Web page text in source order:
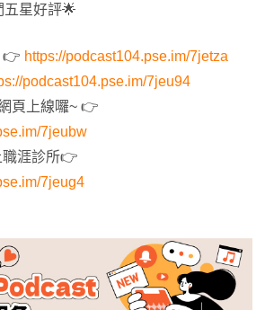
星好評🌟
👉 https://podcast104.pse.im/7jetza
podcast104.pse.im/7jeu94
頁上線囉~ 👉
7jeubw
職涯診所👉
7jeug4